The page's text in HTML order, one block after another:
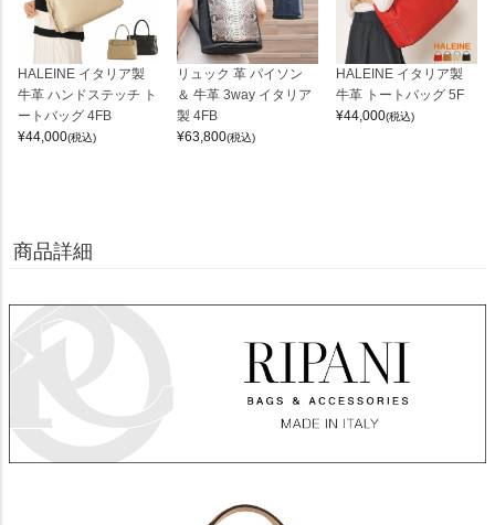
HALEINE イタリア製
牛革 ハンドステッチ ト
ートバッグ 4FB
¥44,000(税込)
リュック 革 パイソン
＆ 牛革 3way イタリア
製 4FB
¥63,800(税込)
HALEINE イタリア製
牛革 トートバッグ 5F
¥44,000(税込)
商品詳細